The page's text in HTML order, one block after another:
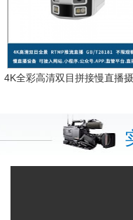
4K全彩高清双目拼接慢直播